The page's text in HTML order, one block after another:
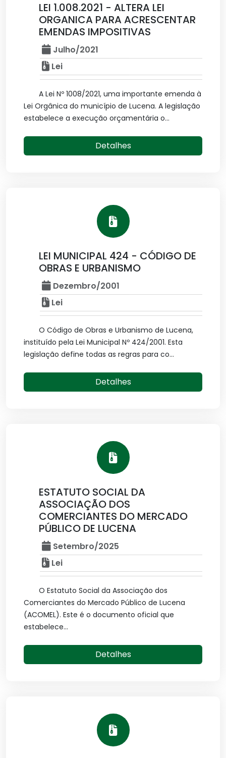
LEI 1.008.2021 - ALTERA LEI
ORGANICA PARA ACRESCENTAR
EMENDAS IMPOSITIVAS
Julho/2021
Lei
A Lei Nº 1008/2021, uma importante emenda à
Lei Orgânica do município de Lucena. A legislação
estabelece a execução orçamentária o...
Detalhes
LEI MUNICIPAL 424 - CÓDIGO DE
OBRAS E URBANISMO
Dezembro/2001
Lei
O Código de Obras e Urbanismo de Lucena,
instituído pela Lei Municipal Nº 424/2001. Esta
legislação define todas as regras para co...
Detalhes
ESTATUTO SOCIAL DA
ASSOCIAÇÃO DOS
COMERCIANTES DO MERCADO
PÚBLICO DE LUCENA
Setembro/2025
Lei
O Estatuto Social da Associação dos
Comerciantes do Mercado Público de Lucena
(ACOMEL). Este é o documento oficial que
estabelece...
Detalhes